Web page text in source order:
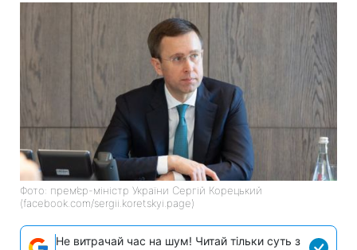
Фото: прем’єр-міністр України Сергій Корецький
(facebook.com/sergii.koretskyi.page)
Не витрачай час на шум! Читай тільки суть з